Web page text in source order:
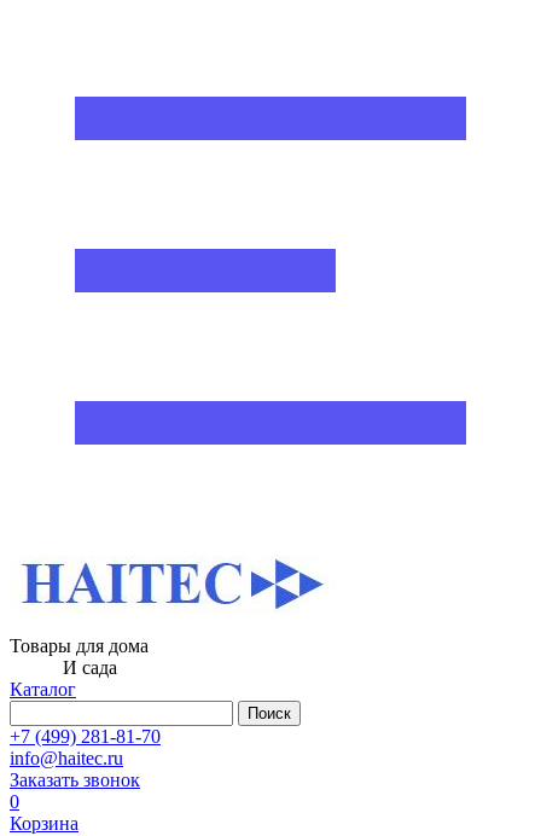
Товары для дома
И сада
Каталог
Поиск
+7 (499) 281-81-70
info@haitec.ru
Заказать звонок
0
Корзина